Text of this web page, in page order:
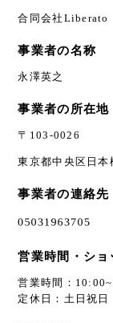
合同会社Liberato
事業者の名称
永澤英之
事業者の所在地
〒103-0026
東京都中央区日
事業者の連絡先
営業時間・シ
営業時間：
定休日：土日祝日